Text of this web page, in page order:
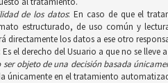
de los datos: En caso de que el
estructurado, de uso común y
directamente los datos a ese otro
Es el derecho del Usuario a que no se
ser objeto de una decisión basada
únicamente en el tratamiento